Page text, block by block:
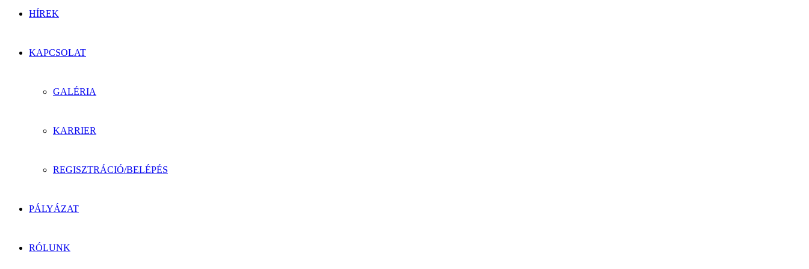
HÍREK
KAPCSOLAT
GALÉRIA
KARRIER
REGISZTRÁCIÓ/BELÉPÉS
PÁLYÁZAT
RÓLUNK